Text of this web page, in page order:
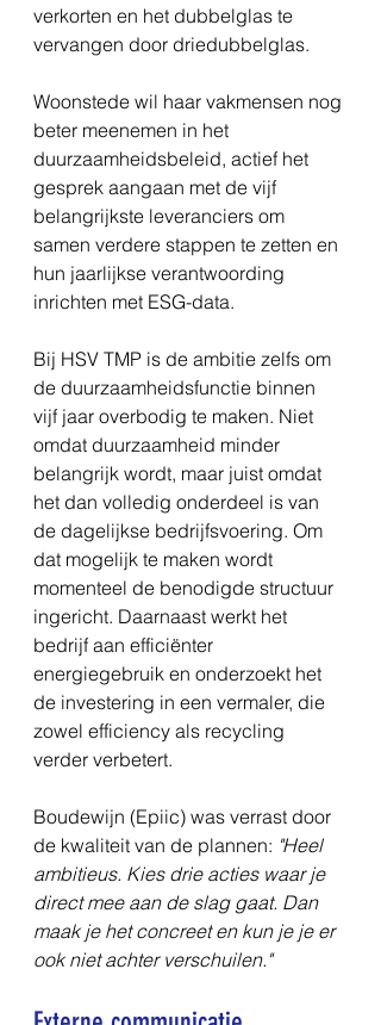
verkorten en het dubbelglas te
vervangen door driedubbelglas.
Woonstede wil haar vakmensen nog
beter meenemen in het
duurzaamheidsbeleid, actief het
gesprek aangaan met de vijf
belangrijkste leveranciers om
samen verdere stappen te zetten en
hun jaarlijkse verantwoording
inrichten met ESG-data.
Bij HSV TMP is de ambitie zelfs om
de duurzaamheidsfunctie binnen
vijf jaar overbodig te maken. Niet
omdat duurzaamheid minder
belangrijk wordt, maar juist omdat
het dan volledig onderdeel is van
de dagelijkse bedrijfsvoering. Om
dat mogelijk te maken wordt
momenteel de benodigde structuur
ingericht. Daarnaast werkt het
bedrijf aan efficiënter
energiegebruik en onderzoekt het
de investering in een vermaler, die
zowel efficiency als recycling
verder verbetert.
Boudewijn (Epiic) was verrast door
de kwaliteit van de plannen: "Heel
ambitieus. Kies drie acties waar je
direct mee aan de slag gaat. Dan
maak je het concreet en kun je je er
ook niet achter verschuilen."